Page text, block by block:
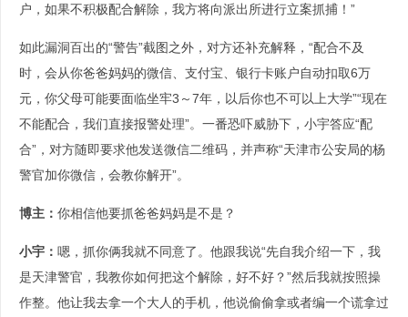
户，如果不积极配合解除，我方将向派出所进行立案抓捕！”
如此漏洞百出的“警告”截图之外，对方还补充解释，“配合不及
时，会从你爸爸妈妈的微信、支付宝、银行卡账户自动扣取6万
元，你父母可能要面临坐牢3～7年，以后你也不可以上大学”“现在
不能配合，我们直接报警处理”。一番恐吓威胁下，小宇答应“配
合”，对方随即要求他发送微信二维码，并声称“天津市公安局的杨
警官加你微信，会教你解开”。
博主： 你相信他要抓爸爸妈妈是不是？
小宇： 嗯，抓你俩我就不同意了。他跟我说“先自我介绍一下，我
是天津警官，我教你如何把这个解除，好不好？”然后我就按照操
作整。他让我去拿一个大人的手机，他说偷偷拿或者编一个谎拿过